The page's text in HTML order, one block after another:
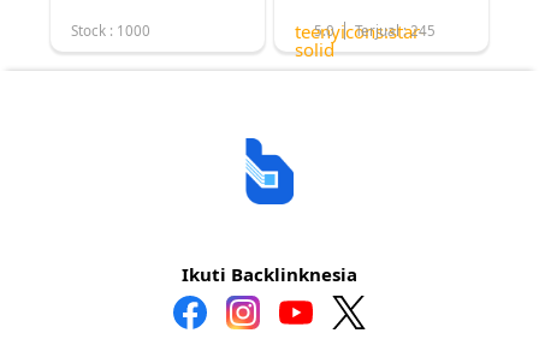
Stock : 1000 teenyicons:star-
solid
5.0 Terjual : 245
Ikuti Backlinknesia